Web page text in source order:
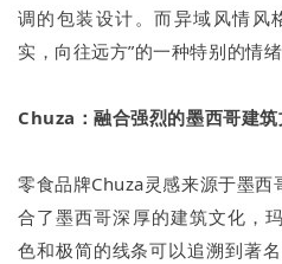
调的包装设计。而异域风情风
实，向往远方”的一种特别的情
Chuza：融合强烈的墨西哥建
零食品牌Chuza灵感来源于墨
合了墨西哥深厚的建筑文化，
色和极简的线条可以追溯到著